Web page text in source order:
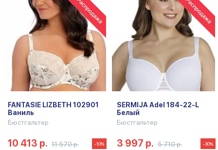
FANTASIE LIZBETH 102901
Ваниль
Бюстгальтер
10 413 р. 11 570 р. -10%
SERMIJA Adel 184-22-L
Белый
Бюстгальтер
3 997 р. 5 710 р. -30%